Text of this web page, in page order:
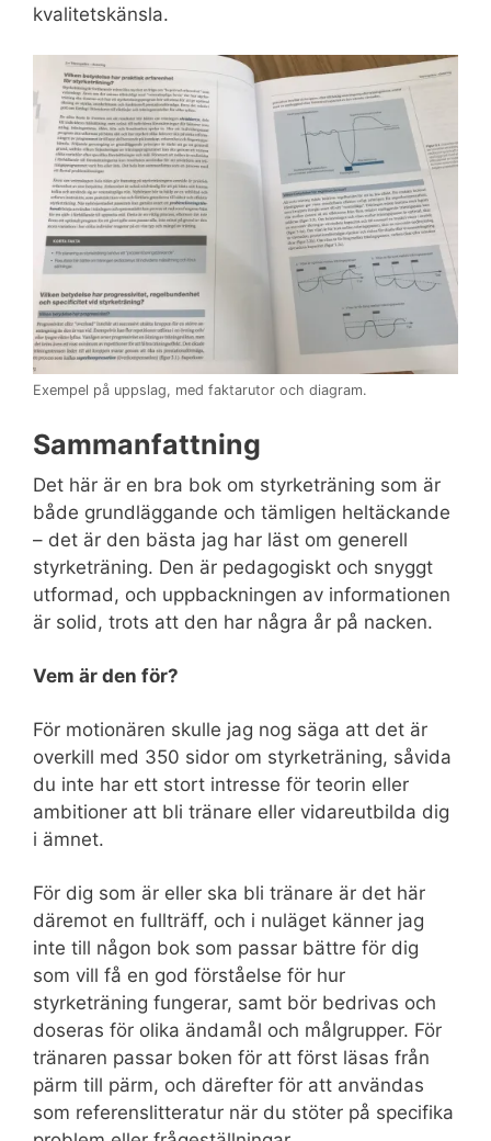
kvalitetskänsla.
Exempel på uppslag, med faktarutor och diagram.
Sammanfattning
Det här är en bra bok om styrketräning som är
både grundläggande och tämligen heltäckande
– det är den bästa jag har läst om generell
styrketräning. Den är pedagogiskt och snyggt
utformad, och uppbackningen av informationen
är solid, trots att den har några år på nacken.
Vem är den för?
För motionären skulle jag nog säga att det är
overkill med 350 sidor om styrketräning, såvida
du inte har ett stort intresse för teorin eller
ambitioner att bli tränare eller vidareutbilda dig
i ämnet.
För dig som är eller ska bli tränare är det här
däremot en fullträff, och i nuläget känner jag
inte till någon bok som passar bättre för dig
som vill få en god förståelse för hur
styrketräning fungerar, samt bör bedrivas och
doseras för olika ändamål och målgrupper. För
tränaren passar boken för att först läsas från
pärm till pärm, och därefter för att användas
som referenslitteratur när du stöter på specifika